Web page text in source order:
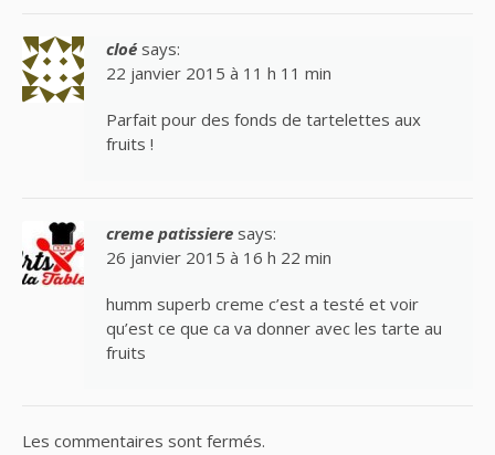
cloé says:
22 janvier 2015 à 11 h 11 min
Parfait pour des fonds de tartelettes aux
fruits !
creme patissiere says:
26 janvier 2015 à 16 h 22 min
humm superb creme c’est a testé et voir
qu’est ce que ca va donner avec les tarte au
fruits
Les commentaires sont fermés.